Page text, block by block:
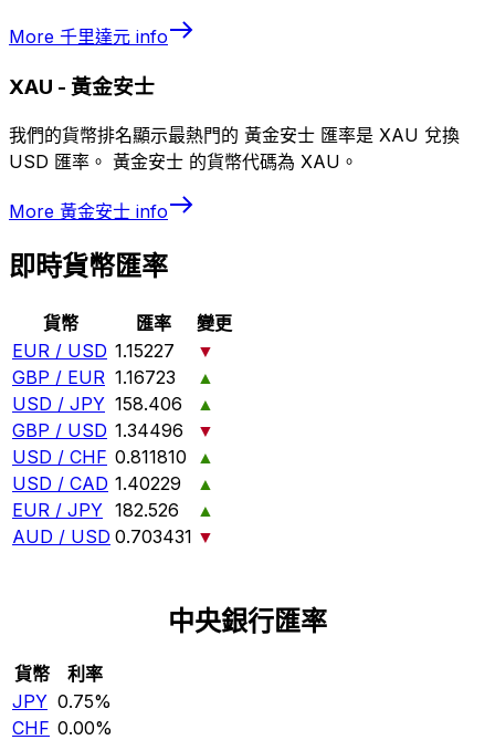
More 千里達元 info
XAU - 黃金安士
我們的貨幣排名顯示最熱門的 黃金安士 匯率是 XAU 兌換
USD 匯率。 黃金安士 的貨幣代碼為 XAU。
More 黃金安士 info
即時貨幣匯率
貨幣 匯率
變更
EUR / USD 1.15227
▼
GBP / EUR 1.16723
▲
USD / JPY 158.406
▲
GBP / USD 1.34496
▼
USD / CHF 0.811810
▲
USD / CAD 1.40229
▲
EUR / JPY 182.526
▲
AUD / USD 0.703431 ▼
中央銀行匯率
貨幣
利率
JPY 0.75%
CHF 0.00%